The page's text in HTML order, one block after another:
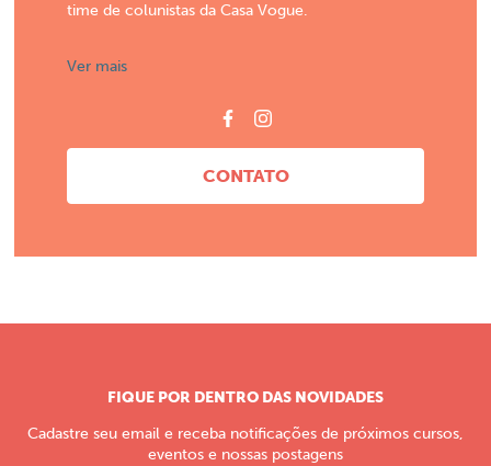
time de colunistas da Casa Vogue.
Ver mais
CONTATO
FIQUE POR DENTRO DAS NOVIDADES
Cadastre seu email e receba notificações de próximos cursos,
eventos e nossas postagens